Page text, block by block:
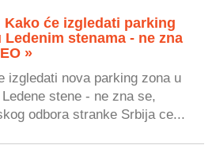
Kako će izgledati parking
Ledenim stenama - ne zna
»
izgledati nova parking zona u
stene - ne zna se,
odbora stranke Srbija ce...